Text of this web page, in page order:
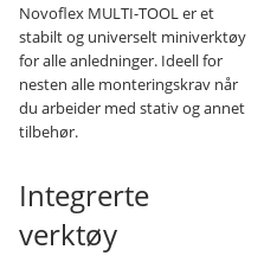
Novoflex MULTI-TOOL er et
stabilt og universelt miniverktøy
for alle anledninger. Ideell for
nesten alle monteringskrav når
du arbeider med stativ og annet
tilbehør.
Integrerte
verktøy